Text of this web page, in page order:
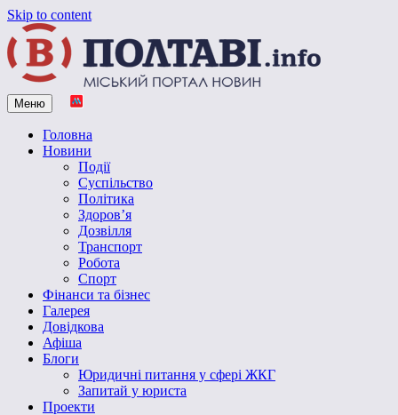
Skip to content
Vpoltave.info
Полтавський портал новин
Меню
Головна
Новини
Події
Суспільство
Політика
Здоров’я
Дозвілля
Транспорт
Робота
Спорт
Фінанси та бізнес
Галерея
Довідкова
Афіша
Блоги
Юридичні питання у сфері ЖКГ
Запитай у юриста
Проекти